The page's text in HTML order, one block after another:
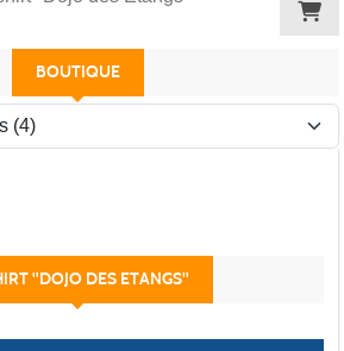
BOUTIQUE
"DOJO DES ETANGS"